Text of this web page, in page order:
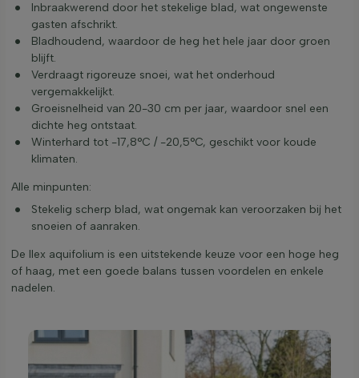
Inbraakwerend door het stekelige blad, wat ongewenste
gasten afschrikt.
Bladhoudend, waardoor de heg het hele jaar door groen
blijft.
Verdraagt rigoreuze snoei, wat het onderhoud
vergemakkelijkt.
Groeisnelheid van 20-30 cm per jaar, waardoor snel een
dichte heg ontstaat.
Winterhard tot -17,8°C / -20,5°C, geschikt voor koude
klimaten.
Alle minpunten:
Stekelig scherp blad, wat ongemak kan veroorzaken bij het
snoeien of aanraken.
De Ilex aquifolium is een uitstekende keuze voor een hoge heg
of haag, met een goede balans tussen voordelen en enkele
nadelen.